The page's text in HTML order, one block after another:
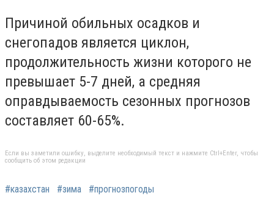
Причиной обильных осадков и
снегопадов является циклон,
продолжительность жизни которого не
превышает 5-7 дней, а средняя
оправдываемость сезонных прогнозов
составляет 60-65%.
Если вы заметили ошибку, выделите необходимый текст и нажмите Ctrl+Enter, чтобы
сообщить об этом редакции
#казахстан #зима #прогнозпогоды